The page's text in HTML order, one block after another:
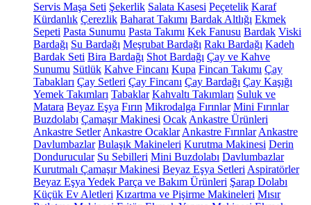
Servis Maşa Seti Şekerlik Salata Kasesi Peçetelik Karaf
Kürdanlık Çerezlik Baharat Takımı Bardak Altlığı Ekmek
Sepeti Pasta Sunumu Pasta Takımı Kek Fanusu Bardak Viski
Bardağı Su Bardağı Meşrubat Bardağı Rakı Bardağı Kadeh
Bardak Seti Bira Bardağı Shot Bardağı Çay ve Kahve
Sunumu Sütlük Kahve Fincanı Kupa Fincan Takımı Çay
Tabakları Çay Setleri Çay Fincanı Çay Bardağı Çay Kaşığı
Yemek Takımları Tabaklar Kahvaltı Takımları Suluk ve
Matara Beyaz Eşya Fırın Mikrodalga Fırınlar Mini Fırınlar
Buzdolabı Çamaşır Makinesi Ocak Ankastre Ürünleri
Ankastre Setler Ankastre Ocaklar Ankastre Fırınlar Ankastre
Davlumbazlar Bulaşık Makineleri Kurutma Makinesi Derin
Dondurucular Su Sebilleri Mini Buzdolabı Davlumbazlar
Kurutmalı Çamaşır Makinesi Beyaz Eşya Setleri Aspiratörler
Beyaz Eşya Yedek Parça ve Bakım Ürünleri Şarap Dolabı
Küçük Ev Aletleri Kızartma ve Pişirme Makineleri Mısır